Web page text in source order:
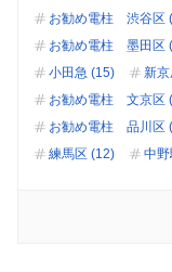
お勧め電柱 渋谷区
お勧め電柱 墨田区
小田急 (15)
新
お勧め電柱 文京区
お勧め電柱 品川区
練馬区 (12)
中